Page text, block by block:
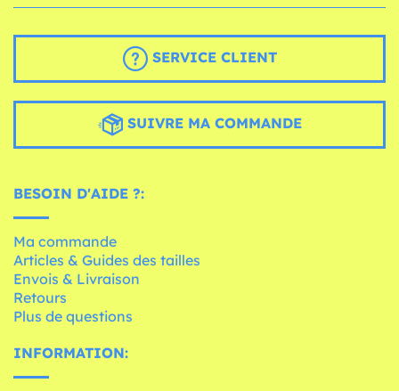
SERVICE CLIENT
SUIVRE MA COMMANDE
BESOIN D'AIDE ?:
Ma commande
Articles & Guides des tailles
Envois & Livraison
Retours
Plus de questions
INFORMATION: